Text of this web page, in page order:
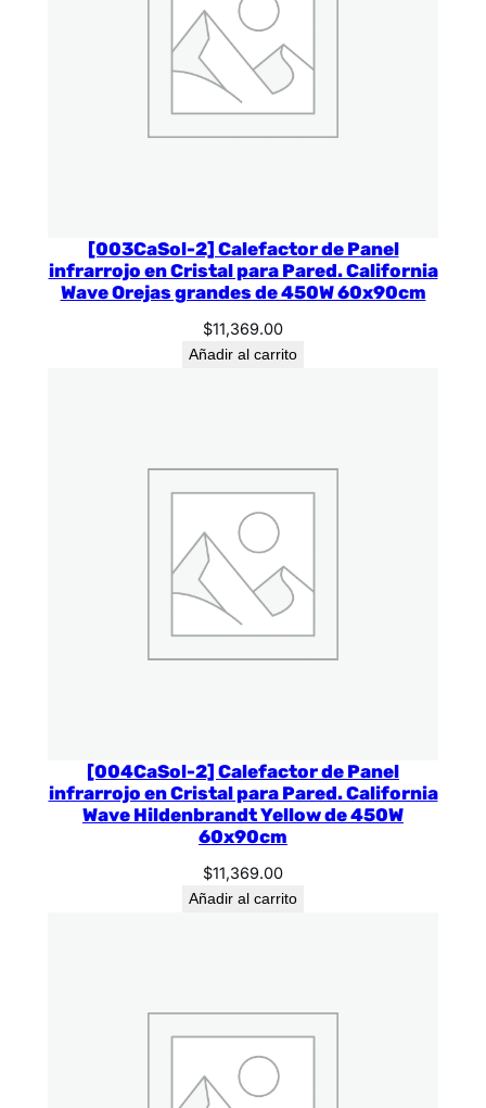
[003CaSol-2] Calefactor de Panel
infrarrojo en Cristal para Pared. California
Wave Orejas grandes de 450W 60x90cm
$11,369.00
Añadir al carrito
[004CaSol-2] Calefactor de Panel
infrarrojo en Cristal para Pared. California
Wave Hildenbrandt Yellow de 450W
60x90cm
$11,369.00
Añadir al carrito